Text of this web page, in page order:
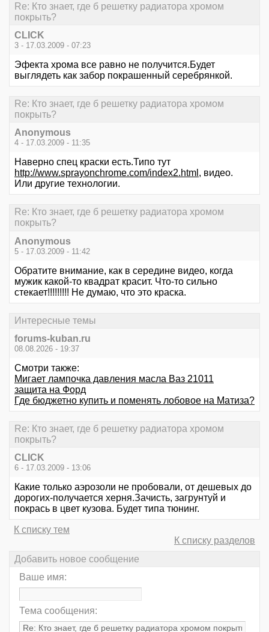
Re: Кто знает, где б решетку радиатора хромом
покрыть?
CLICK
3 - 17.03.2009 - 07:23
Эфекта хрома все равно не получится.Будет
выглядеть как забор покрашенный серебрянкой.
Re: Кто знает, где б решетку радиатора хромом
покрыть?
Anonymous
4 - 17.03.2009 - 11:35
Наверно спец краски есть.Типо тут
http://www.sprayonchrome.com/index2.html , видео.
Или другие технологии.
Re: Кто знает, где б решетку радиатора хромом
покрыть?
Anonymous
5 - 17.03.2009 - 11:42
Обратите внимание, как в середине видео, когда
мужик какой-то квадрат красит. Что-то сильно
стекает!!!!!!!!! Не думаю, что это краска.
Интересные темы
forums-kuban.ru
08.08.2026 - 19:37
Смотри также:
Мигает лампочка давления масла Ваз 21011
защита на Форд
Где бюджетно купить и поменять лобовое на Матиза?
Re: Кто знает, где б решетку радиатора хромом
покрыть?
CLICK
6 - 17.03.2009 - 13:06
Какие только аэрозоли не пробовали, от дешевых до
дорогих-получается херня.Зачисть, загрунтуй и
покрась в цвет кузова. Будет типа тюнинг.
К списку тем
К списку разделов
Добавить новое сообщение
Ваше имя:
Тема сообщения: